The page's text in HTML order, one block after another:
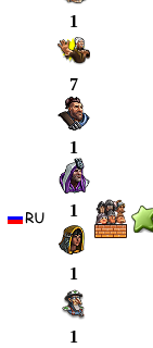
1
7
1
1
1
1